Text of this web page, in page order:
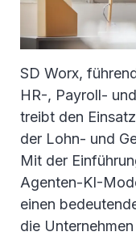
SD Worx,
HR-, Payroll-
treibt den
der Lohn- und
Mit der
Agenten-KI-
einen
die